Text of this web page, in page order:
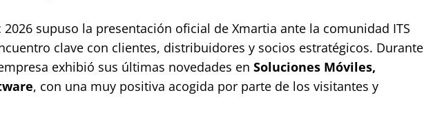
supuso la presentación oficial de Xmartia ante la comunidad ITS
clave con clientes, distribuidores y socios estratégicos. Durante
exhibió sus últimas novedades en Soluciones Móviles,
, con una muy positiva acogida por parte de los visitantes y